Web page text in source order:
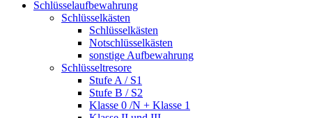
Schlüsselaufbewahrung
Schlüsselkästen
Schlüsselkästen
Notschlüsselkästen
sonstige Aufbewahrung
Schlüsseltresore
Stufe A / S1
Stufe B / S2
Klasse 0 /N + Klasse 1